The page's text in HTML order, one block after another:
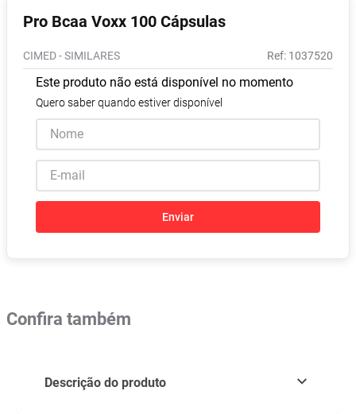
Pro Bcaa Voxx 100 Cápsulas
CIMED - SIMILARES : 1037520
Este produto não está disponível no momento
Quero saber quando estiver disponível
Enviar
Confira também
Descrição do produto
6º Desodorante
7º Shampoo
8 Absorvente
9º Pampers Confort Sec
10 º